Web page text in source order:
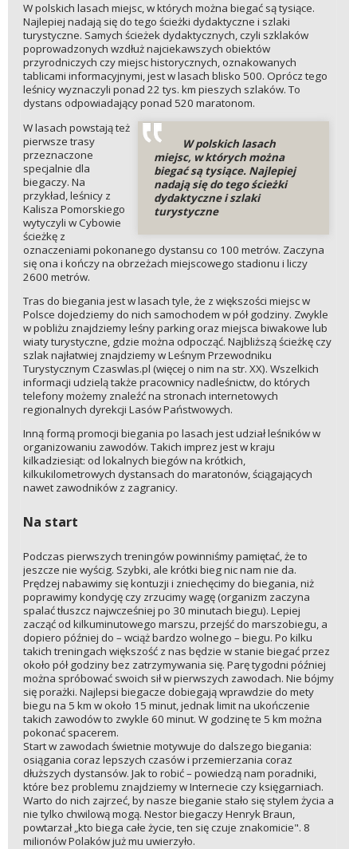
W polskich lasach miejsc, w których można biegać są tysiące.
Najlepiej nadają się do tego ścieżki dydaktyczne i szlaki
turystyczne. Samych ścieżek dydaktycznych, czyli szklaków
poprowadzonych wzdłuż najciekawszych obiektów
przyrodniczych czy miejsc historycznych, oznakowanych
tablicami informacyjnymi, jest w lasach blisko 500. Oprócz tego
leśnicy wyznaczyli ponad 22 tys. km pieszych szlaków. To
dystans odpowiadający ponad 520 maratonom.
W polskich lasach
miejsc, w których można
biegać są tysiące. Najlepiej
nadają się do tego ścieżki
dydaktyczne i szlaki
turystyczne
W lasach powstają też
pierwsze trasy
przeznaczone
specjalnie dla
biegaczy. Na
przykład, leśnicy z
Kalisza Pomorskiego
wytyczyli w Cybowie
ścieżkę z
oznaczeniami pokonanego dystansu co 100 metrów. Zaczyna
się ona i kończy na obrzeżach miejscowego stadionu i liczy
2600 metrów.
Tras do biegania jest w lasach tyle, że z większości miejsc w
Polsce dojedziemy do nich samochodem w pół godziny. Zwykle
w pobliżu znajdziemy leśny parking oraz miejsca biwakowe lub
wiaty turystyczne, gdzie można odpocząć. Najbliższą ścieżkę czy
szlak najłatwiej znajdziemy w Leśnym Przewodniku
Turystycznym Czaswlas.pl (więcej o nim na str. XX). Wszelkich
informacji udzielą także pracownicy nadleśnictw, do których
telefony możemy znaleźć na stronach internetowych
regionalnych dyrekcji Lasów Państwowych.
Inną formą promocji biegania po lasach jest udział leśników w
organizowaniu zawodów. Takich imprez jest w kraju
kilkadziesiąt: od lokalnych biegów na krótkich,
kilkukilometrowych dystansach do maratonów, ściągających
nawet zawodników z zagranicy.
Na start
Podczas pierwszych treningów powinniśmy pamiętać, że to
jeszcze nie wyścig. Szybki, ale krótki bieg nic nam nie da.
Prędzej nabawimy się kontuzji i zniechęcimy do biegania, niż
poprawimy kondycję czy zrzucimy wagę (organizm zaczyna
spalać tłuszcz najwcześniej po 30 minutach biegu). Lepiej
zacząć od kilkuminutowego marszu, przejść do marszobiegu, a
dopiero później do – wciąż bardzo wolnego – biegu. Po kilku
takich treningach większość z nas będzie w stanie biegać przez
około pół godziny bez zatrzymywania się. Parę tygodni później
można spróbować swoich sił w pierwszych zawodach. Nie bójmy
się porażki. Najlepsi biegacze dobiegają wprawdzie do mety
biegu na 5 km w około 15 minut, jednak limit na ukończenie
takich zawodów to zwykle 60 minut. W godzinę te 5 km można
pokonać spacerem.
Start w zawodach świetnie motywuje do dalszego biegania:
osiągania coraz lepszych czasów i przemierzania coraz
dłuższych dystansów. Jak to robić – powiedzą nam poradniki,
które bez problemu znajdziemy w Internecie czy księgarniach.
Warto do nich zajrzeć, by nasze bieganie stało się stylem życia a
nie tylko chwilową mogą. Nestor biegaczy Henryk Braun,
powtarzał „kto biega całe życie, ten się czuje znakomicie". 8
milionów Polaków już mu uwierzyło.